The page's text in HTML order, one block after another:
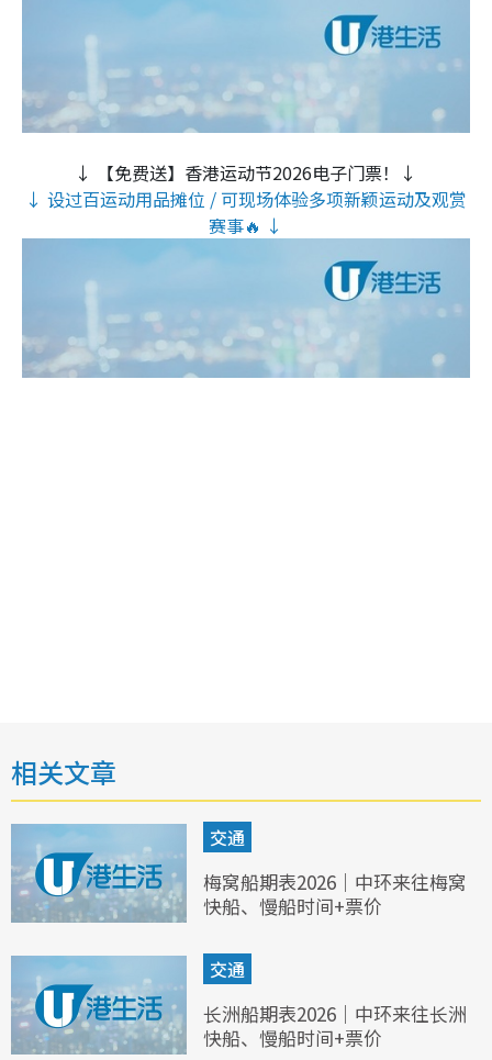
↓ 【免费送】香港运动节2026电子门票！↓
↓ 设过百运动用品摊位 / 可现场体验多项新颖运动及观赏
赛事🔥 ↓
相关文章
交通
梅窝船期表2026｜中环来往梅窝
快船、慢船时间+票价
交通
长洲船期表2026｜中环来往长洲
快船、慢船时间+票价